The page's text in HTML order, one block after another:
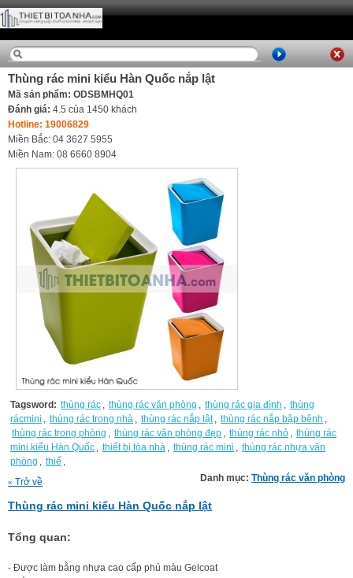
Thùng rác mini kiểu Hàn Quốc nắp lật
Mã sản phẩm: ODSBMHQ01
Đánh giá: 4.5 của 1450 khách
Hotline: 19006829
Miền Bắc: 04 3627 5955
Miền Nam: 08 6660 8904
Tagsword: thùng rác , thùng rác văn phòng , thùng rác gia đình , thùng
rácmini , thùng rác trong nhà , thùng rác nắp lật , thùng rác nắp bập bênh ,
thùng rác trong phòng , thùng rác văn phòng đẹp , thùng rác nhỏ , thùng rác
mini kiểu Hàn Quốc , thiết bị tòa nhà , thùng rác mini , thùng rác nhựa văn
phòng , thiế ,
« Trở về Danh mục: Thùng rác văn phòng
Thùng rác mini kiểu Hàn Quốc nắp lật
Tổng quan:
- Được làm bằng nhựa cao cấp phủ màu Gelcoat